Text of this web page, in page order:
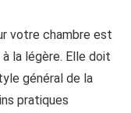
votre chambre est
la légère. Elle doit
général de la
pratiques